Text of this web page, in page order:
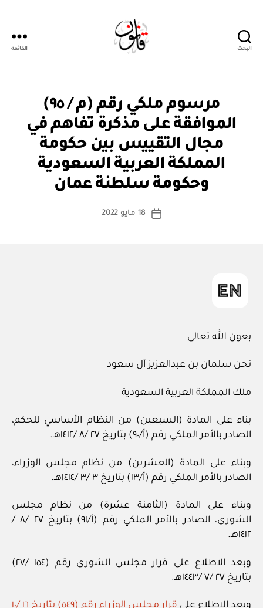
البحث القائمة
التصنيفات
مرسوم ملكي رقم (م / ٩٥)
الموافقة على مذكرة تفاهم في
مجال التقييس بين حكومة
المملكة العربية السعودية
وحكومة سلطنة عمان
كاتب
ا
س
ة
تاريخ
18 مايو 2022
بعون الله تعالى
نحن سلمان بن عبدالعزيز آل سعود
ملك المملكة العربية السعودية
بناء على المادة (السبعين) من النظام الأساسي للحكم،
الصادر بالأمر الملكي رقم (أ/٩٠) بتاريخ ٢٧ /٨ /١٤١٢هـ.
وبناء على المادة (العشرين) من نظام مجلس الوزراء،
الصادر بالأمر الملكي رقم (أ/١٣) بتاريخ ٣ /٣ /١٤١٤هـ.
وبناء على المادة (الثامنة عشرة) من نظام مجلس
الشورى، الصادر بالأمر الملكي رقم (أ/٩١) بتاريخ ٢٧ /٨ /
١٤١٢هـ.
وبعد الاطلاع على قرار مجلس الشورى رقم (١٥٤ /٢٧)
بتاريخ ٢٧ /٧ /١٤٤٣هـ.
وبعد الاطلاع على
قرار مجلس الوزراء رقم (٥٤٩) بتاريخ ١٦ /١٠